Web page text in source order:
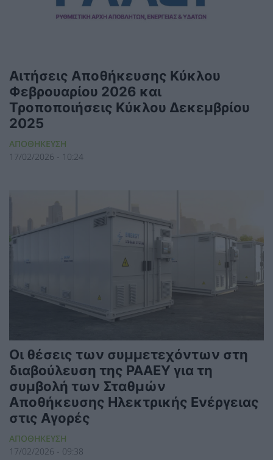
Αιτήσεις Αποθήκευσης Κύκλου
Φεβρουαρίου 2026 και
Τροποποιήσεις Κύκλου Δεκεμβρίου
2025
ΑΠΟΘΗΚΕΥΣΗ
17/02/2026 - 10:24
Οι θέσεις των συμμετεχόντων στη
διαβούλευση της ΡΑΑΕΥ για τη
συμβολή των Σταθμών
Αποθήκευσης Ηλεκτρικής Ενέργειας
στις Αγορές
ΑΠΟΘΗΚΕΥΣΗ
17/02/2026 - 09:38